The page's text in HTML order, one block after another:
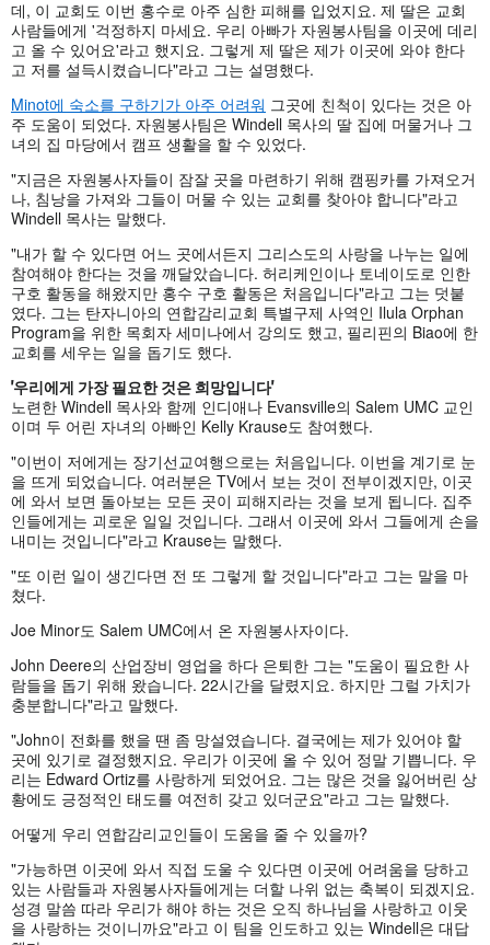
데, 이 교회도 이번 홍수로 아주 심한 피해를 입었지요. 제 딸은 교회
사람들에게 '걱정하지 마세요. 우리 아빠가 자원봉사팀을 이곳에 데리
고 올 수 있어요'라고 했지요. 그렇게 제 딸은 제가 이곳에 와야 한다
고 저를 설득시켰습니다"라고 그는 설명했다.
Minot에 숙소를 구하기가 아주 어려워 그곳에 친척이 있다는 것은 아
주 도움이 되었다. 자원봉사팀은 Windell 목사의 딸 집에 머물거나 그
녀의 집 마당에서 캠프 생활을 할 수 있었다.
"지금은 자원봉사자들이 잠잘 곳을 마련하기 위해 캠핑카를 가져오거
나, 침낭을 가져와 그들이 머물 수 있는 교회를 찾아야 합니다"라고
Windell 목사는 말했다.
"내가 할 수 있다면 어느 곳에서든지 그리스도의 사랑을 나누는 일에
참여해야 한다는 것을 깨달았습니다. 허리케인이나 토네이도로 인한
구호 활동을 해왔지만 홍수 구호 활동은 처음입니다"라고 그는 덧붙
였다. 그는 탄자니아의 연합감리교회 특별구제 사역인 Ilula Orphan
Program을 위한 목회자 세미나에서 강의도 했고, 필리핀의 Biao에 한
교회를 세우는 일을 돕기도 했다.
'우리에게 가장 필요한 것은 희망입니다'
노련한 Windell 목사와 함께 인디애나 Evansville의 Salem UMC 교인
이며 두 어린 자녀의 아빠인 Kelly Krause도 참여했다.
"이번이 저에게는 장기선교여행으로는 처음입니다. 이번을 계기로 눈
을 뜨게 되었습니다. 여러분은 TV에서 보는 것이 전부이겠지만, 이곳
에 와서 보면 돌아보는 모든 곳이 피해지라는 것을 보게 됩니다. 집주
인들에게는 괴로운 일일 것입니다. 그래서 이곳에 와서 그들에게 손을
내미는 것입니다"라고 Krause는 말했다.
"또 이런 일이 생긴다면 전 또 그렇게 할 것입니다"라고 그는 말을 마
쳤다.
Joe Minor도 Salem UMC에서 온 자원봉사자이다.
John Deere의 산업장비 영업을 하다 은퇴한 그는 "도움이 필요한 사
람들을 돕기 위해 왔습니다. 22시간을 달렸지요. 하지만 그럴 가치가
충분합니다"라고 말했다.
"John이 전화를 했을 땐 좀 망설였습니다. 결국에는 제가 있어야 할
곳에 있기로 결정했지요. 우리가 이곳에 올 수 있어 정말 기쁩니다. 우
리는 Edward Ortiz를 사랑하게 되었어요. 그는 많은 것을 잃어버린 상
황에도 긍정적인 태도를 여전히 갖고 있더군요"라고 그는 말했다.
어떻게 우리 연합감리교인들이 도움을 줄 수 있을까?
"가능하면 이곳에 와서 직접 도울 수 있다면 이곳에 어려움을 당하고
있는 사람들과 자원봉사자들에게는 더할 나위 없는 축복이 되겠지요.
성경 말씀 따라 우리가 해야 하는 것은 오직 하나님을 사랑하고 이웃
을 사랑하는 것이니까요"라고 이 팀을 인도하고 있는 Windell은 대답